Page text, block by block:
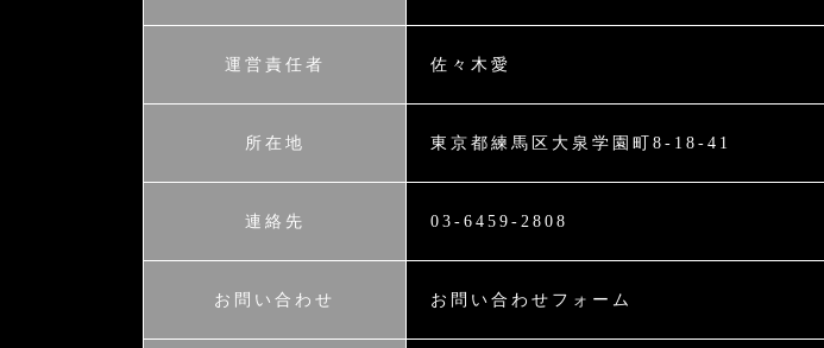
運営責任者 佐々木愛
所在地 東京都練馬区大泉学園町8-18-41
連絡先 03-6459-2808
お問い合わせ お問い合わせフォーム